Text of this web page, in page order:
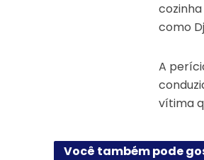
como
A
vítima
Você também pode